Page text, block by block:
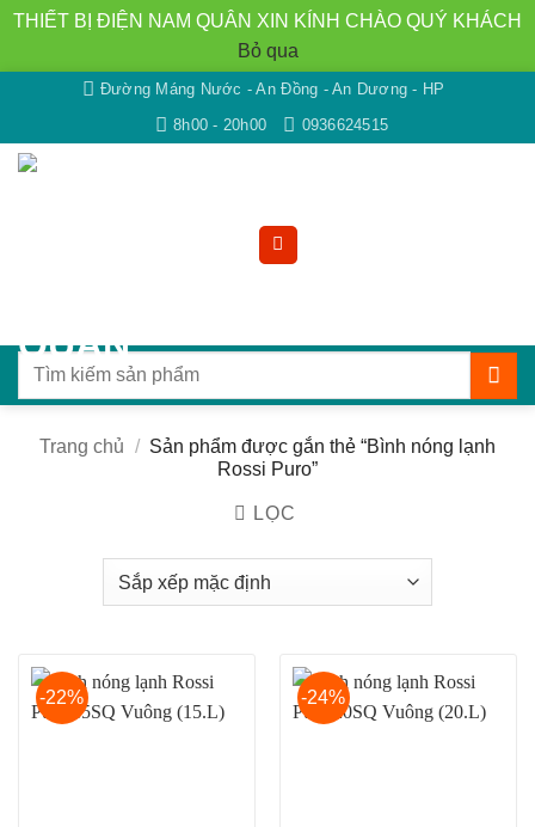
THIẾT BỊ ĐIỆN NAM QUÂN XIN KÍNH CHÀO QUÝ KHÁCH
Bỏ qua
nội
dung
Đường Máng Nước - An Đồng - An Dương - HP
8h00 - 20h00
0936624515
Tìm
Trang chủ / Sản phẩm được gắn thẻ “Bình nóng lạnh
Rossi Puro”
LỌC
-22% -24%